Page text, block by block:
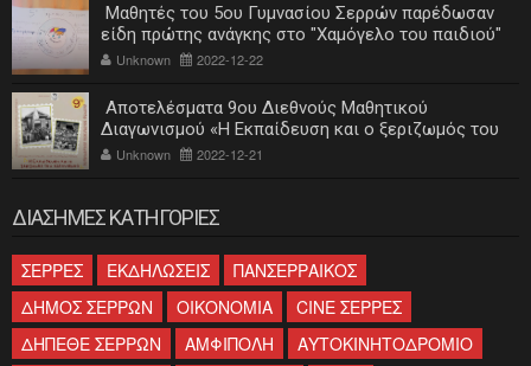
Μαθητές του 5ου Γυμνασίου Σερρών παρέδωσαν
είδη πρώτης ανάγκης στο "Χαμόγελο του παιδιού"
Unknown 2022-12-22
Αποτελέσματα 9ου Διεθνούς Μαθητικού
Διαγωνισμού «Η Εκπαίδευση και ο ξεριζωμός του
ελληνισμού»
Unknown 2022-12-21
ΔΙΑΣΗΜΕΣ ΚΑΤΗΓΟΡΙΕΣ
ΣΕΡΡΕΣ ΕΚΔΗΛΩΣΕΙΣ
ΠΑΝΣΕΡΡΑΙΚΟΣ
ΔΗΜΟΣ ΣΕΡΡΩΝ
ΟΙΚΟΝΟΜΙΑ
CINE ΣΕΡΡΕΣ
ΔΗΠΕΘΕ ΣΕΡΡΩΝ
ΑΜΦΙΠΟΛΗ
ΑΥΤΟΚΙΝΗΤΟΔΡΟΜΙΟ